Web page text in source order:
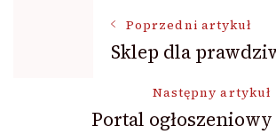
NawigacjaPoprzedni artykuł
Sklep dla
Następny artykuł
Portal ogłoszeniowy